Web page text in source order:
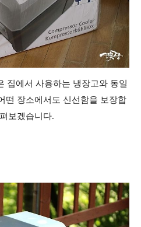
집에서 사용하는 냉장고와 동일
떤 장소에서도 신선함을 보장합
보겠습니다.